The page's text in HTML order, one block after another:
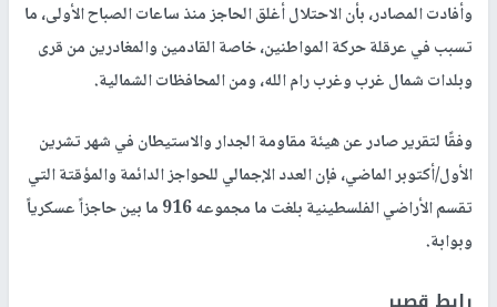
وأفادت المصادر، بأن الاحتلال أغلق الحاجز منذ ساعات الصباح الأولى، ما
تسبب في عرقلة حركة المواطنين، خاصة القادمين والمغادرين من قرى
وبلدات شمال غرب وغرب رام الله، ومن المحافظات الشمالية.
وفقًا لتقرير صادر عن هيئة مقاومة الجدار والاستيطان في شهر تشرين
الأول/أكتوبر الماضي، فإن العدد الإجمالي للحواجز الدائمة والمؤقتة التي
تقسم الأراضي الفلسطينية بلغت ما مجموعه 916 ما بين حاجزاً عسكرياً
وبوابة.
رابط قصير